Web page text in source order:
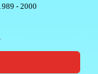
- 2000